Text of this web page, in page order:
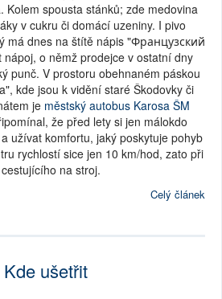
Kolem spousta stánků; zde medovina
v cukru či domácí uzeniny. I pivo
má dnes na štítě nápis "Французский
o němž prodejce v ostatní dny
punč. V prostoru obehnaném páskou
kde jsou k vidění staré Škodovky či
je městský autobus Karosa ŠM
že před lety si jen málokdo
užívat komfortu, jaký poskytuje pohyb
rychlostí sice jen 10 km/hod, zato při
na stroj.
Celý článek
ušetřit